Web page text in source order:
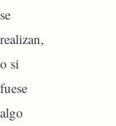
se
realizan,
o si
fuese
algo